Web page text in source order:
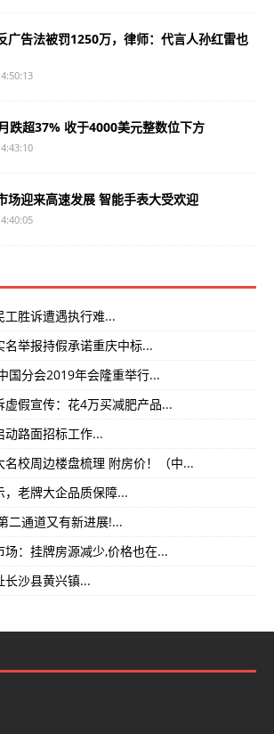
广告法被罚1250万，律师：代言人孙红雷也
跌超37% 收于4000美元整数位下方
场迎来高速发展 智能手表大受欢迎
胜诉遭遇执行难...
举报持假承诺重庆中标...
国分会2019年会隆重举行...
虚假宣传：花4万买减肥产品...
动路面招标工作...
校周边楼盘梳理 附房价！（中...
老牌大企品质保障...
二通道又有新进展!...
：挂牌房源减少,价格也在...
长沙县黄兴镇...